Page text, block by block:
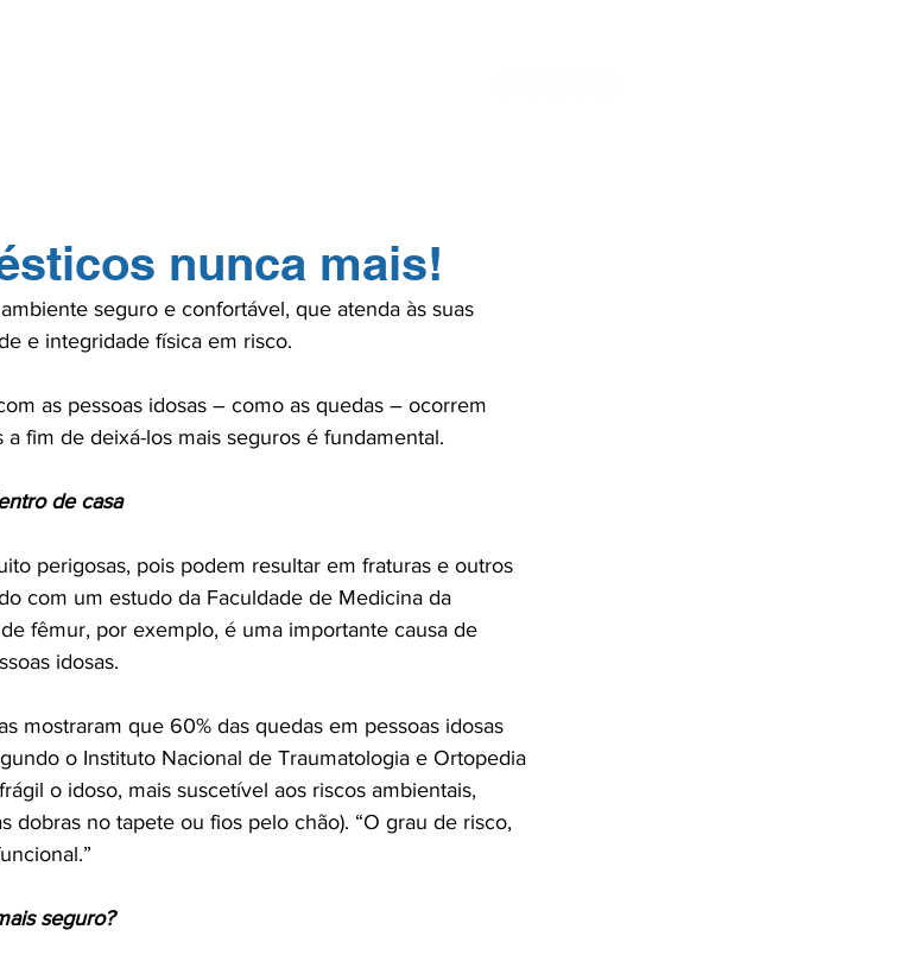
nunca mais!
seguro e confortável, que atenda às suas
e integridade física em risco.
as pessoas idosas – como as quedas – ocorrem
fim de deixá-los mais seguros é fundamental.
de casa
perigosas, pois podem resultar em fraturas e outros
com um estudo da Faculdade de Medicina da
fêmur, por exemplo, é uma importante causa de
idosas.
mostraram que 60% das quedas em pessoas idosas
o Instituto Nacional de Traumatologia e Ortopedia
o idoso, mais suscetível aos riscos ambientais,
dobras no tapete ou fios pelo chão). “O grau de risco,
seguro?